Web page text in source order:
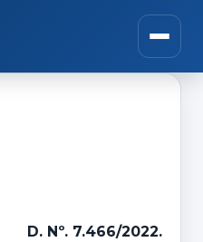
Abrir
D. Nº. 7.466/2022.